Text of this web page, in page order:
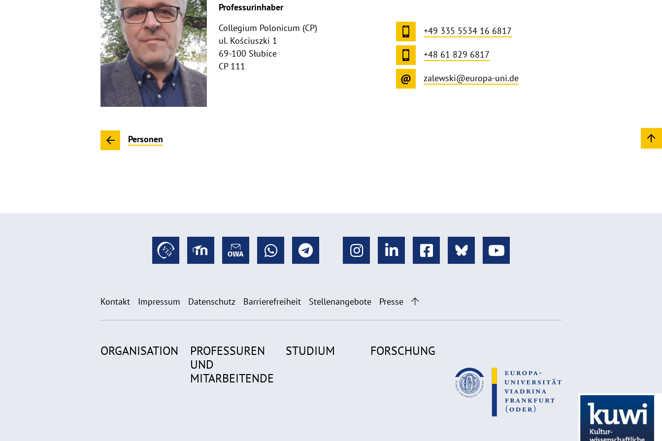
Professurinhaber
Collegium Polonicum (CP)
ul. Kościuszki 1
69-100 Słubice
CP 111
+49 335 5534 16 6817
+48 61 829 6817
zalewski@europa-uni.de
Personen
Kontakt Impressum Datenschutz Barrierefreiheit Stellenangebote Presse
ORGANISATION
PROFESSUREN
UND
MITARBEITENDE
STUDIUM FORSCHUNG